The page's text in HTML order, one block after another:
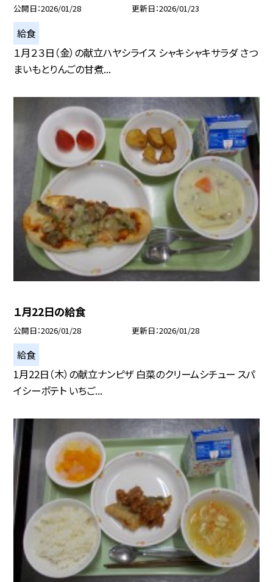
公開日 2026/01/28 更新日 2026/01/23
給食
１月２３日（金）の献立ハヤシライス シャキシャキサラダ さつ
まいもとりんごの甘煮...
１月22日の給食
公開日 2026/01/28 更新日 2026/01/28
給食
1月22日（木）の献立ナンピザ 白菜のクリームシチュー スパ
イシーポテト いちご...